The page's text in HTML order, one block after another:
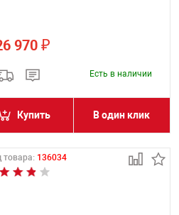
970 ₽
Есть в наличии
Купить В один клик
товара: 136034